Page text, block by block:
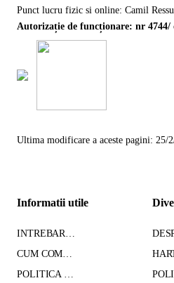
Punct lucru fizic si online: Camil
Autorizație de funcționare: nr 4744/
Ultima modificare a aceste pagini: 25/
Informatii utile
INTREBARI FRECVENTE
CUM COMAND - TRANSPORT - PLATA
POLITICA DE CONFIDENTIALITATE